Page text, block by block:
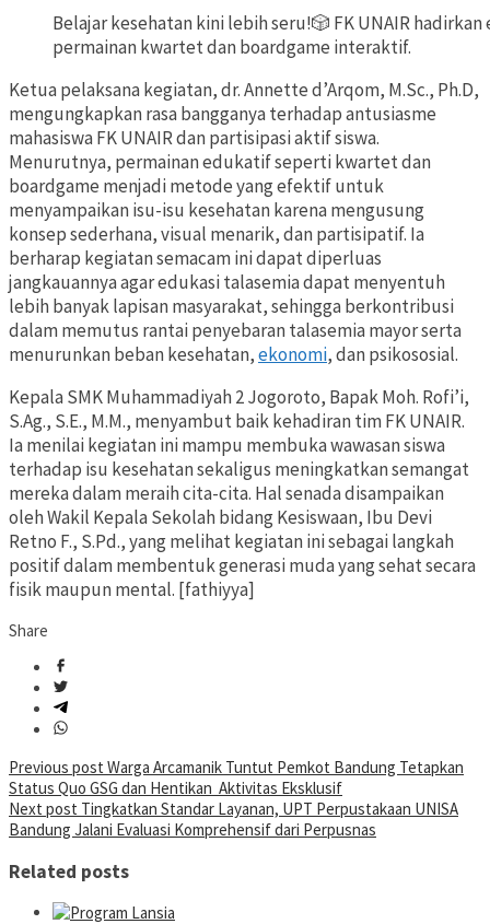
Belajar kesehatan kini lebih seru!🎲 FK UNAIR
permainan kwartet dan boardgame interaktif.
Ketua pelaksana kegiatan, dr. Annette d’Arqom, M.Sc., Ph.D,
mengungkapkan rasa bangganya terhadap antusiasme
mahasiswa FK UNAIR dan partisipasi aktif siswa.
Menurutnya, permainan edukatif seperti kwartet dan
boardgame menjadi metode yang efektif untuk
menyampaikan isu-isu kesehatan karena mengusung
konsep sederhana, visual menarik, dan partisipatif. Ia
berharap kegiatan semacam ini dapat diperluas
jangkauannya agar edukasi talasemia dapat menyentuh
lebih banyak lapisan masyarakat, sehingga berkontribusi
dalam memutus rantai penyebaran talasemia mayor serta
menurunkan beban kesehatan,ekonomi, dan psikososial.
Kepala SMK Muhammadiyah 2 Jogoroto, Bapak Moh. Rofi’i,
S.Ag., S.E., M.M., menyambut baik kehadiran tim FK UNAIR.
Ia menilai kegiatan ini mampu membuka wawasan siswa
terhadap isu kesehatan sekaligus meningkatkan semangat
mereka dalam meraih cita-cita. Hal senada disampaikan
oleh Wakil Kepala Sekolah bidang Kesiswaan, Ibu Devi
Retno F., S.Pd., yang melihat kegiatan ini sebagai langkah
positif dalam membentuk generasi muda yang sehat secara
fisik maupun mental. [fathiyya]
Share
Post
navigation
Previous post Warga Arcamanik Tuntut Pemkot Bandung Tetapkan
Status Quo GSG dan Hentikan Aktivitas Eksklusif
Next post Tingkatkan Standar Layanan, UPT Perpustakaan UNISA
Bandung Jalani Evaluasi Komprehensif dari Perpusnas
Related posts